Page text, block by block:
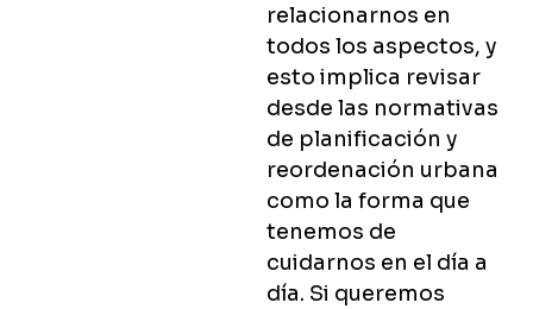
relacionarnos en
todos los aspectos, y
esto implica revisar
desde las normativas
de planificación y
reordenación urbana
como la forma que
tenemos de
cuidarnos en el día a
día. Si queremos